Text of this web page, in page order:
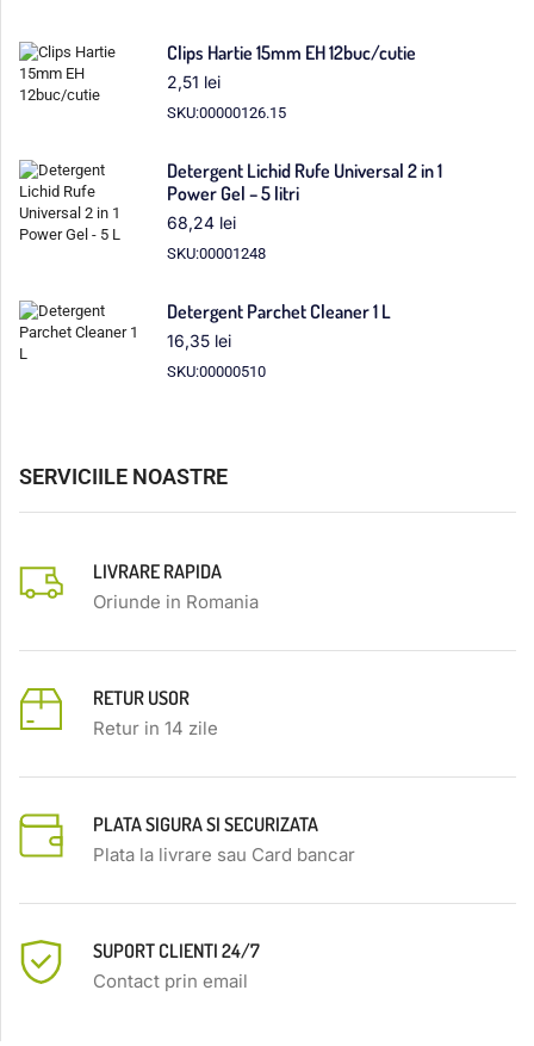
Clips Hartie 15mm EH 12buc/cutie
2,51 lei
SKU:00000126.15
Detergent Lichid Rufe Universal 2 in 1
Power Gel – 5 litri
68,24 lei
SKU:00001248
Detergent Parchet Cleaner 1 L
16,35 lei
SKU:00000510
SERVICIILE NOASTRE
LIVRARE RAPIDA
Oriunde in Romania
RETUR USOR
Retur in 14 zile
PLATA SIGURA SI SECURIZATA
Plata la livrare sau Card bancar
SUPORT CLIENTI 24/7
Contact prin email